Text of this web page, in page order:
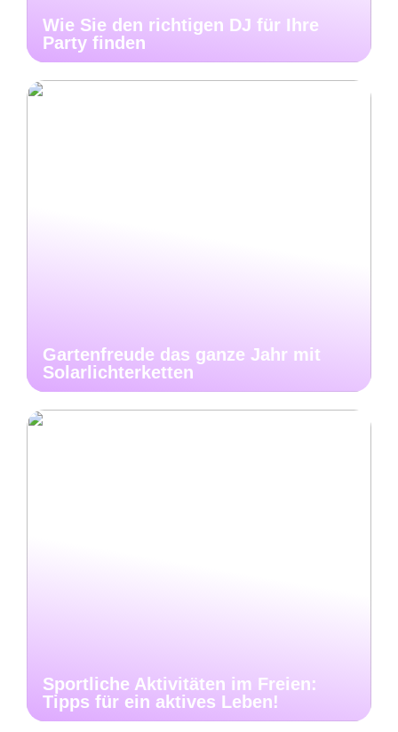
Wie Sie den richtigen DJ für Ihre
Party finden
Gartenfreude das ganze Jahr mit
Solarlichterketten
Sportliche Aktivitäten im Freien:
Tipps für ein aktives Leben!